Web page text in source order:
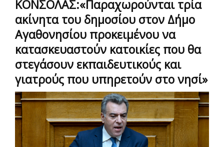
ΚΟΝΣΟΛΑΣ:«Παραχωρούνται τρία
ακίνητα του δημοσίου στον Δήμο
Αγαθονησίου προκειμένου να
κατασκευαστούν κατοικίες που θα
στεγάσουν εκπαιδευτικούς και
γιατρούς που υπηρετούν στο νησί»